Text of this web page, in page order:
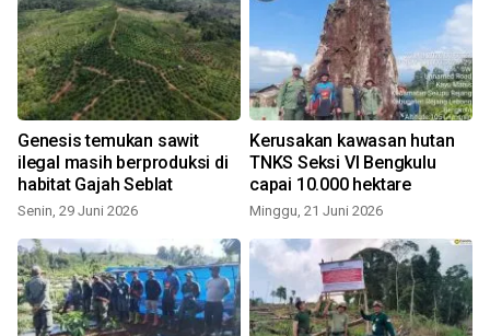
Genesis temukan sawit
ilegal masih berproduksi di
habitat Gajah Seblat
Senin, 29 Juni 2026
Kerusakan kawasan hutan
TNKS Seksi VI Bengkulu
capai 10.000 hektare
Minggu, 21 Juni 2026